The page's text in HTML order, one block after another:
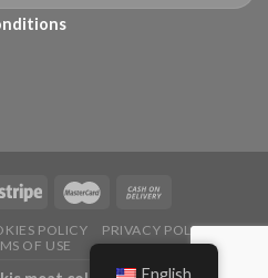
POLICY
PRIVACY POLICY
OF USE
English